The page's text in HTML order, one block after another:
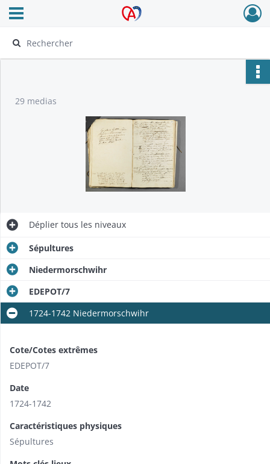
Archives Alsace - Colmar
Ouvrir le menu déroulant
29 medias
Déplier tous les niveaux
Sépultures
Niedermorschwihr
EDEPOT/7
1724-1742 Niedermorschwihr
Cote/Cotes extrêmes
EDEPOT/7
Date
1724-1742
Caractéristiques physiques
Sépultures